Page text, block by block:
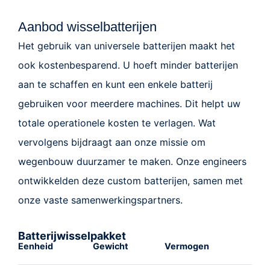
Aanbod wisselbatterijen
Het gebruik van universele batterijen maakt het
ook kostenbesparend. U hoeft minder batterijen
aan te schaffen en kunt een enkele batterij
gebruiken voor meerdere machines. Dit helpt uw
totale operationele kosten te verlagen. Wat
vervolgens bijdraagt aan onze missie om
wegenbouw duurzamer te maken. Onze engineers
ontwikkelden deze custom batterijen, samen met
onze vaste samenwerkingspartners.
Batterijwisselpakket
Eenheid Gewicht Vermogen